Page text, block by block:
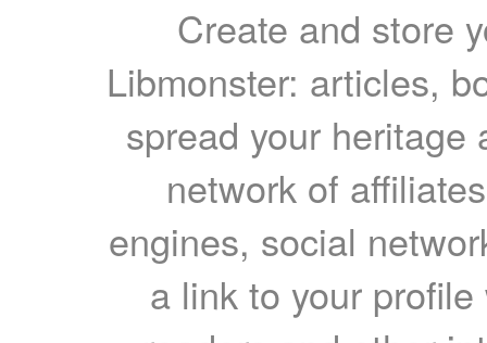
Create and store
Libmonster: articles,
spread your heritage
network of
engines, social
a link to your